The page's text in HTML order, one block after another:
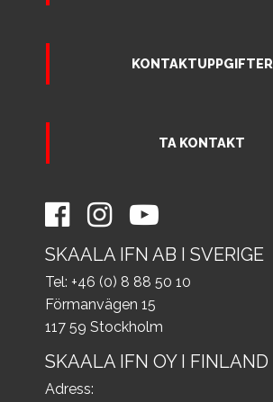
KONTAKTUPPGIFTER
TA KONTAKT
SKAALA IFN AB I SVERIGE
Tel: +46 (0) 8 88 50 10
Förmanvägen 15
117 59 Stockholm
SKAALA IFN OY I FINLAND
Adress: